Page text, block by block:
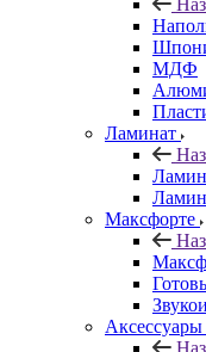
МДФ
Ламинат
Максфорте
Аксессуары